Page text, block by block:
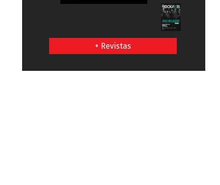
+ Revistas